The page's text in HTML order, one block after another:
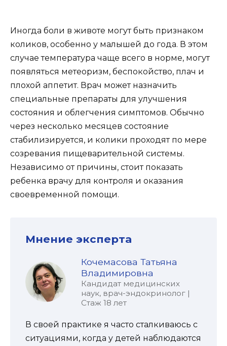
Иногда боли в животе могут быть признаком
коликов, особенно у малышей до года. В этом
случае температура чаще всего в норме, могут
появляться метеоризм, беспокойство, плач и
плохой аппетит. Врач может назначить
специальные препараты для улучшения
состояния и облегчения симптомов. Обычно
через несколько месяцев состояние
стабилизируется, и колики проходят по мере
созревания пищеварительной системы.
Независимо от причины, стоит показать
ребенка врачу для контроля и оказания
своевременной помощи.
Мнение эксперта
Кочемасова Татьяна
Владимировна
Кандидат медицинских
наук, врач-эндокринолог |
Стаж 18 лет
В своей практике я часто сталкиваюсь с
ситуациями, когда у детей наблюдаются